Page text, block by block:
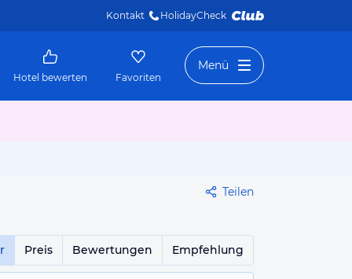
Kontakt HolidayCheck
Hotel bewerten Favoriten
Menü
Teilen
Preis Bewertungen Empfehlung